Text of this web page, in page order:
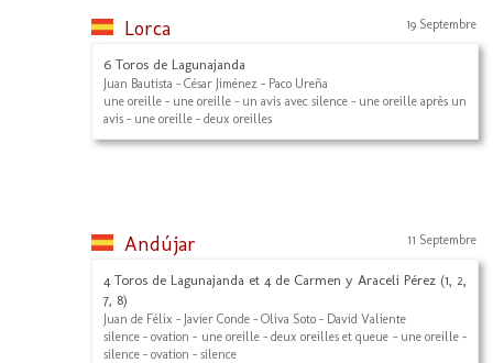
Lorca 19 Septembre
6 Toros de Lagunajanda
Juan Bautista - César Jiménez - Paco Ureña
une oreille - une oreille - un avis avec silence - une oreille après un
avis - une oreille - deux oreilles
Andújar 11 Septembre
4 Toros de Lagunajanda et 4 de Carmen y Araceli Pérez (1, 2,
7, 8)
Juan de Félix - Javier Conde - Oliva Soto - David Valiente
silence - ovation - une oreille - deux oreilles et queue - une oreille -
silence - ovation - silence